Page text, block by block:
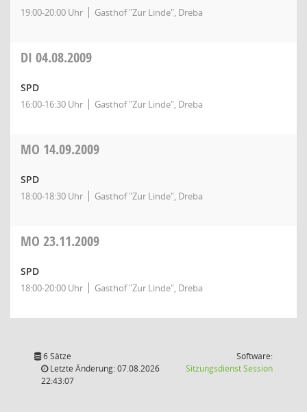
19:00-20:00 Uhr Gasthof "Zur Linde", Dreba
DI 04.08.2009
SPD
16:00-16:30 Uhr Gasthof "Zur Linde", Dreba
MO 14.09.2009
SPD
18:00-18:30 Uhr Gasthof "Zur Linde", Dreba
MO 23.11.2009
SPD
18:00-20:00 Uhr Gasthof "Zur Linde", Dreba
6 Sätze
Letzte Änderung: 07.08.2026
22:43:07
Software:
SitzungsdienstSession(Wird in